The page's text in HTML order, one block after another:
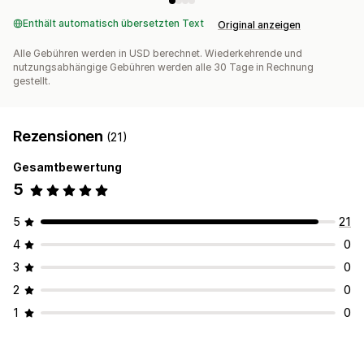
Enthält automatisch übersetzten Text Original anzeigen
Alle Gebühren werden in USD berechnet. Wiederkehrende und
nutzungsabhängige Gebühren werden alle 30 Tage in Rechnung
gestellt.
Rezensionen (21)
Gesamtbewertung
5
5
21
4
0
3
0
2
0
1
0